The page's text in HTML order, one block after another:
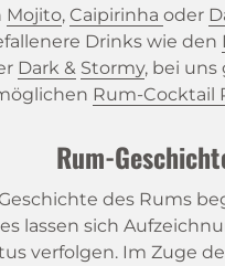
Mojito, Caipirinha oder
Drinks wie den
Dark & Stormy, bei uns
Rum-Cocktail
Rum-
des Rums
lassen sich
verfolgen. Im Zuge